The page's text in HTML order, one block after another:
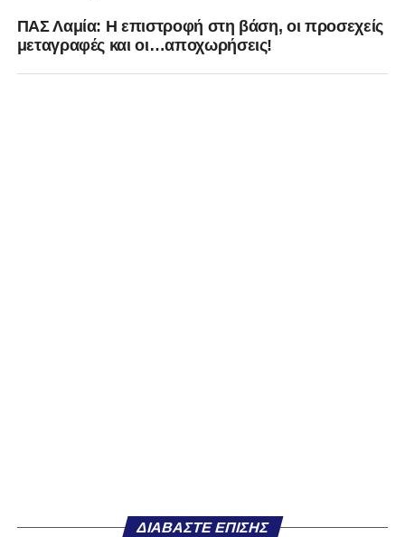
ΠΑΣ Λαμία: Η επιστροφή στη βάση, οι προσεχείς
μεταγραφές και οι…αποχωρήσεις!
ΔΙΑΒΆΣΤΕ ΕΠΊΣΗΣ